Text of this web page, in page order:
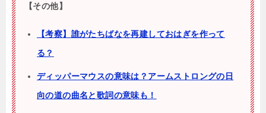
【その他】
【考察】誰がたちばなを再建しておはぎを作って
る？
ディッパーマウスの意味は？アームストロングの日
向の道の曲名と歌詞の意味も！